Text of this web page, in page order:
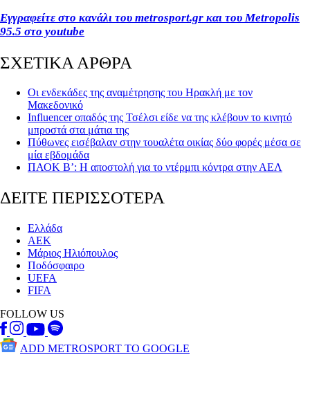
Εγγραφείτε στο κανάλι του metrosport.gr και του Metropolis
95.5 στο youtube
ΣΧΕΤΙΚΑ ΑΡΘΡΑ
Οι ενδεκάδες της αναμέτρησης του Ηρακλή με τον
Μακεδονικό
Influencer οπαδός της Τσέλσι είδε να της κλέβουν το κινητό
μπροστά στα μάτια της
Πύθωνες εισέβαλαν στην τουαλέτα οικίας δύο φορές μέσα σε
μία εβδομάδα
ΠΑΟΚ Β’: Η αποστολή για το ντέρμπι κόντρα στην ΑΕΛ
ΔΕΙΤΕ ΠΕΡΙΣΣΟΤΕΡΑ
Ελλάδα
ΑΕΚ
Μάριος Ηλιόπουλος
Ποδόσφαιρο
UEFA
FIFA
FOLLOW US
ADD METROSPORT TO GOOGLE